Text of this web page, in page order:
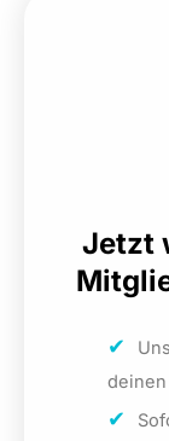
Jetzt